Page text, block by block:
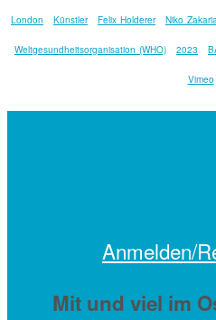
London Künstler Felix Holderer Niko
Weltgesundheitsorganisation (WHO) 2023
Vimeo
Anmelden/
Mit und viel im